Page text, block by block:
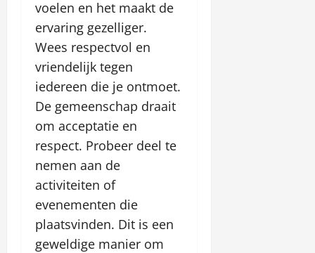
voelen en het maakt de
ervaring gezelliger.
Wees respectvol en
vriendelijk tegen
iedereen die je ontmoet.
De gemeenschap draait
om acceptatie en
respect. Probeer deel te
nemen aan de
activiteiten of
evenementen die
plaatsvinden. Dit is een
geweldige manier om